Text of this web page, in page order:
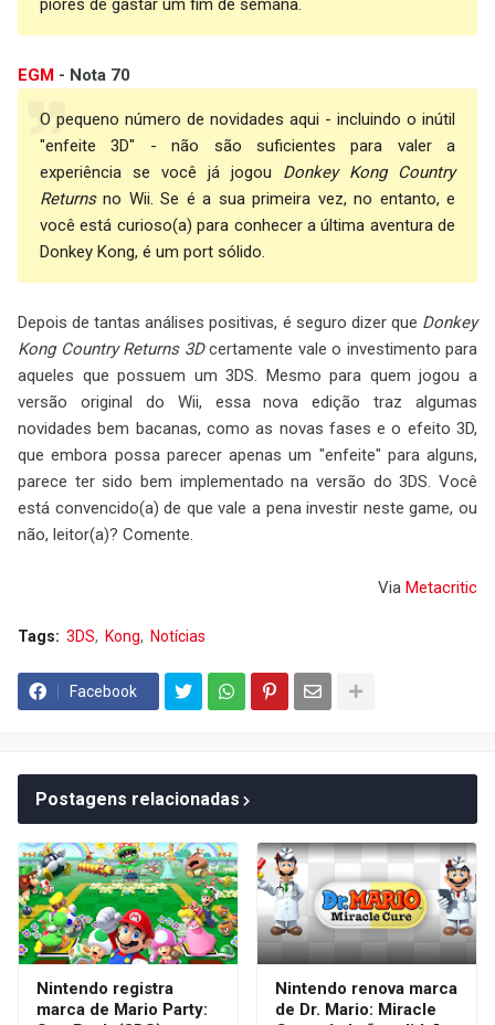
piores de gastar um fim de semana.
EGM - Nota 70
O pequeno número de novidades aqui - incluindo o inútil
"enfeite 3D" - não são suficientes para valer a
experiência se você já jogou Donkey Kong Country
Returnsno Wii. Se é a sua primeira vez, no entanto, e
você está curioso(a) para conhecer a última aventura de
Donkey Kong, é um port sólido.
Depois de tantas análises positivas, é seguro dizer que Donkey
Kong Country Returns 3Dcertamente vale o investimento para
aqueles que possuem um 3DS. Mesmo para quem jogou a
versão original do Wii, essa nova edição traz algumas
novidades bem bacanas, como as novas fases e o efeito 3D,
que embora possa parecer apenas um "enfeite" para alguns,
parece ter sido bem implementado na versão do 3DS. Você
está convencido(a) de que vale a pena investir neste game, ou
não, leitor(a)? Comente.
Via Metacritic
Tags: 3DS Kong Notícias
Facebook
Postagens relacionadas
Nintendo registra
marca de Mario Party:
Nintendo renova marca
de Dr. Mario: Miracle